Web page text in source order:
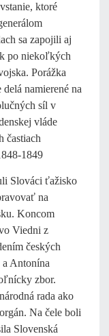
ktoré
sa zapojili aj
po niekoľkých
Porážka
namierené na
síl v
vláde
častiach
1849
Slováci ťažisko
na
Koncom
Viedni z
českých
Antonína
zbor.
rada ako
Na čele boli
Slovenská